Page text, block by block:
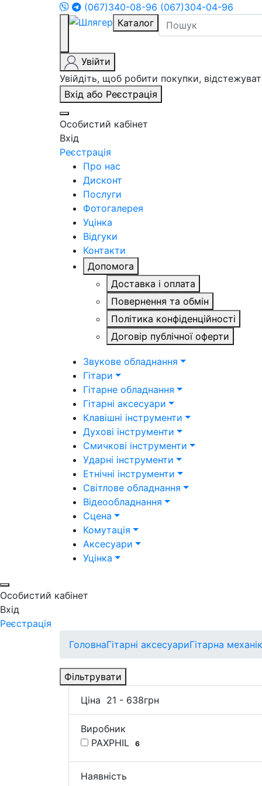
(067)340-08-96 (067)304-04-96
Каталог
Увійти
Увійдіть, щоб робити покупки,
Вхід або Реєстрація
Особистий кабінет
Вхід
Реєстрація
Про нас
Дисконт
Послуги
Фотогалерея
Уцінка
Відгуки
Контакти
Допомога
Доставка і оплата
Повернення та обмін
Політика конфіденційності
Договір публічної оферти
Звукове обладнання
Гітари
Гітарне обладнання
Гітарні аксесуари
Клавішні інструменти
Духові інструменти
Смичкові інструменти
Ударні інструменти
Етнічні інструменти
Світлове обладнання
Відеообладнання
Сцена
Комутація
Аксесуари
Уцінка
Особистий кабінет
Вхід
Реєстрація
ГоловнаГітарні аксесуариГітарна
Фільтрувати
Ціна 21 - 638грн
Виробник
PAXPHIL
6
Наявність